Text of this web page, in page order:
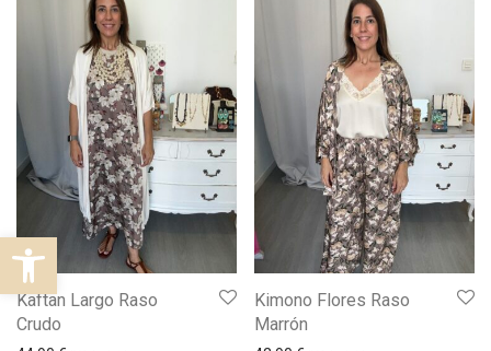
Abrir barra de herramientas
Kaftan Largo Raso
Crudo
Kimono Flores Raso
Marrón